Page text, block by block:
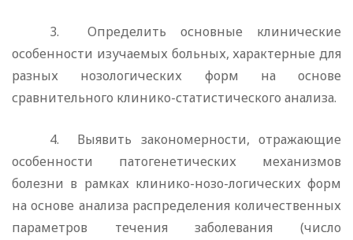
3.
Определить основные клинические
особенности изучае­мых больных, характерные для
разных нозологических форм на основе
сравнительного клинико-статистического анализа.
4.
Выявить закономерности, отражающие
особенности патогенетических механизмов
болезни в рамках клинико-нозо-логических форм
на основе анализа распределения количест­венных
параметров течения заболевания (число